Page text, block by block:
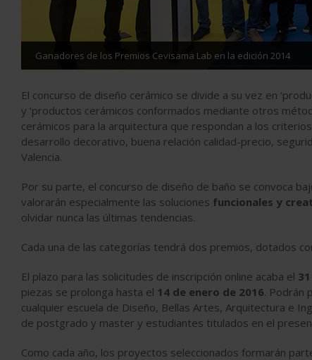
Ganadores de los Premios Cevisama Lab en la edición 2014
El concurso de diseño cerámico se divide a su vez en
y ‘productos cerámicos conformados mediante otros
cerámicos para la arquitectura que respondan a los
desarrollo decorativo, buena relación calidad-precio,
Valencia.
Por su parte, el concurso de diseño de baño se convoca
valorarán especialmente las soluciones funcionales y
olvidar nunca las últimas tendencias.
Cada una de las categorías tendrá dos premios, dotados
El plazo para las solicitudes de inscripción online acaba el
piezas se prolonga hasta el 14 de enero de 2016. Podrán
cualquier escuela de Diseño, Bellas Artes, Arquitectura e
de postgrado y master y estudiantes titulados en el
Como cada año, los proyectos seleccionados formarán